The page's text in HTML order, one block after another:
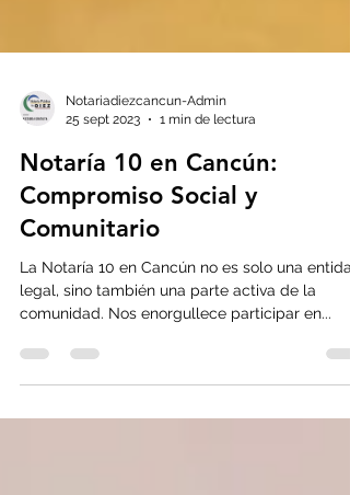
25 sept 2023
1 min de lectura
Notaría 10 en Cancún:
Compromiso Social y
Comunitario
La Notaría 10 en Cancún no es solo una
comunidad. Nos enorgullece participar en...